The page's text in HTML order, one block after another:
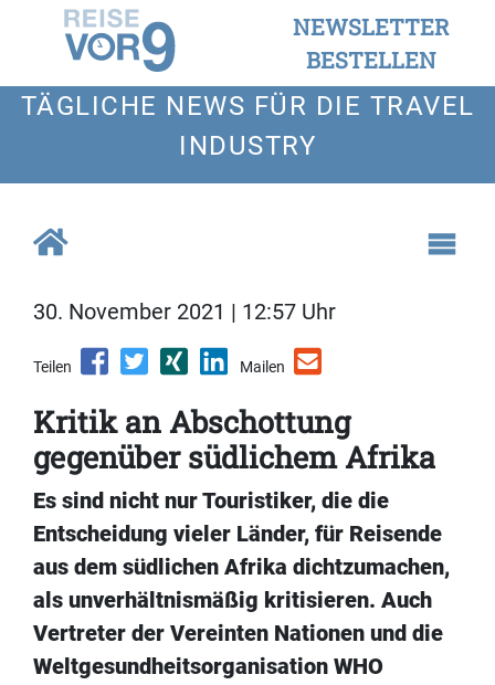
NEWSLETTER
BESTELLEN
TÄGLICHE NEWS FÜR DIE TRAVEL
INDUSTRY
30. November 2021 | 12:57 Uhr
Teilen Mailen
Kritik an Abschottung
gegenüber südlichem Afrika
Es sind nicht nur Touristiker, die die
Entscheidung vieler Länder, für Reisende
aus dem südlichen Afrika dichtzumachen,
als unverhältnismäßig kritisieren. Auch
Vertreter der Vereinten Nationen und die
Weltgesundheitsorganisation WHO